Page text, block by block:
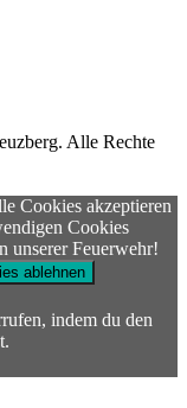
Alle Rechte
Cookies akzeptieren
Cookies
unserer Feuerwehr!
ablehnen
indem du den